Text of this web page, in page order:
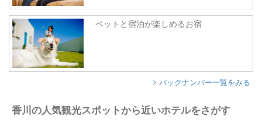
ペットと宿泊が楽しめるお宿
バックナンバー一覧をみる
香川の人気観光スポットから近いホテルをさがす